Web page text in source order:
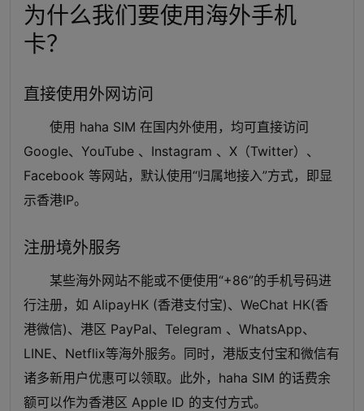
为什么我们要使用海外手机
卡？
直接使用外网访问
使用 haha SIM 在国内外使用，均可直接访问
Google、YouTube 、Instagram 、X（Twitter）、
Facebook 等网站，默认使用“归属地接入”方式，即显
示香港IP。
注册境外服务
某些海外网站不能或不便使用“+86”的手机号码进
行注册，如 AlipayHK (香港支付宝)、WeChat HK(香
港微信)、港区 PayPal、Telegram 、WhatsApp、
LINE、Netflix等海外服务。同时，港版支付宝和微信有
诸多新用户优惠可以领取。此外，haha SIM 的话费余
额可以作为香港区 Apple ID 的支付方式。